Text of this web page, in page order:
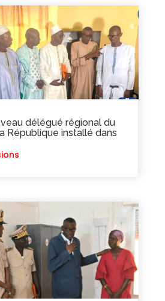
délégué régional du
République installé dans